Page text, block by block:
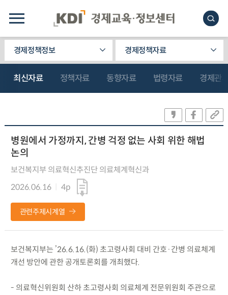
경제정책정보 경제정책자료
최신자료 정책자료 동향자료 법령자료 경제관
병원에서 가정까지, 간병 걱정 없는 사회 위한 해법
논의
보건복지부 의료혁신추진단 의료체계혁신과
2026.06.16
4p
관련주제시계열
보건복지부는 ’26.6.16.(화) 초고령사회 대비 간호·간병 의료체계
개선 방안에 관한 공개토론회를 개최했다.
- 의료혁신위원회 산하 초고령사회 의료체계 전문위원회 주관으로